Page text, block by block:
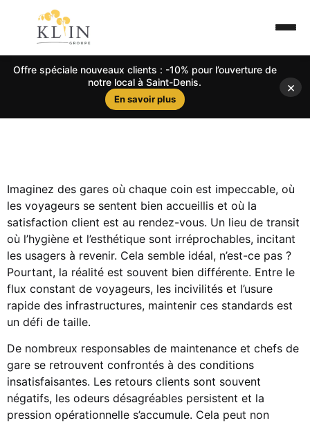
Offre spéciale nouveaux clients : -10% pour l’ouverture de
notre local à Saint-Denis.
En savoir plus
×
Imaginez des gares où chaque coin est impeccable, où
les voyageurs se sentent bien accueillis et où la
satisfaction client est au rendez-vous. Un lieu de transit
où l’hygiène et l’esthétique sont irréprochables, incitant
les usagers à revenir. Cela semble idéal, n’est-ce pas ?
Pourtant, la réalité est souvent bien différente. Entre le
flux constant de voyageurs, les incivilités et l’usure
rapide des infrastructures, maintenir ces standards est
un défi de taille.
De nombreux responsables de maintenance et chefs de
gare se retrouvent confrontés à des conditions
insatisfaisantes. Les retours clients sont souvent
négatifs, les odeurs désagréables persistent et la
pression opérationnelle s’accumule. Cela peut non